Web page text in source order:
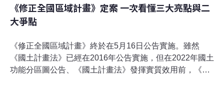
《修正全國區域計畫》定案 一次看懂三大亮點與二
大爭點
《修正全國區域計畫》終於在5月16日公告實施。雖然
《國土計畫法》已經在2016年公告實施，但在2022年國土
功能分區圖公告、《國土計畫法》發揮實質效用前，《修